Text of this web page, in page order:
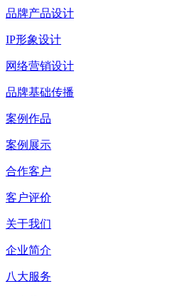
品牌产品设计
IP形象设计
网络营销设计
品牌基础传播
案例作品
案例展示
合作客户
客户评价
关于我们
企业简介
八大服务